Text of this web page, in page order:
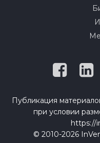
Публикация
при условии
https://
© 2010-2026